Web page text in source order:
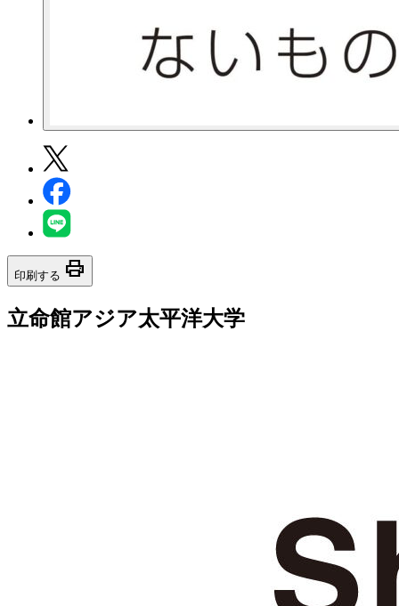
印刷する print
立命館アジア太平洋大学